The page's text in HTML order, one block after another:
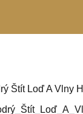
Štít Loď A Vlny